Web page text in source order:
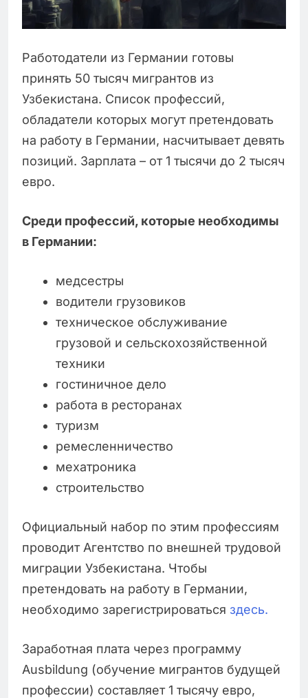
Работодатели из Германии готовы
принять 50 тысяч мигрантов из
Узбекистана. Список профессий,
обладатели которых могут претендовать
на работу в Германии, насчитывает девять
позиций. Зарплата – от 1 тысячи до 2 тысяч
евро.
Среди профессий, которые необходимы
в Германии:
медсестры
водители грузовиков
техническое обслуживание
грузовой и сельскохозяйственной
техники
гостиничное дело
работа в ресторанах
туризм
ремесленничество
мехатроника
строительство
Официальный набор по этим профессиям
проводит Агентство по внешней трудовой
миграции Узбекистана. Чтобы
претендовать на работу в Германии,
необходимо зарегистрироваться здесь.
Заработная плата через программу
Ausbildung (обучение мигрантов будущей
профессии) составляет 1 тысячу евро,